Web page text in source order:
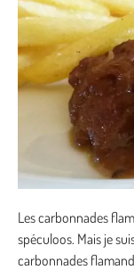
Les carbonnades
spéculoos. Mais je
carbonnades